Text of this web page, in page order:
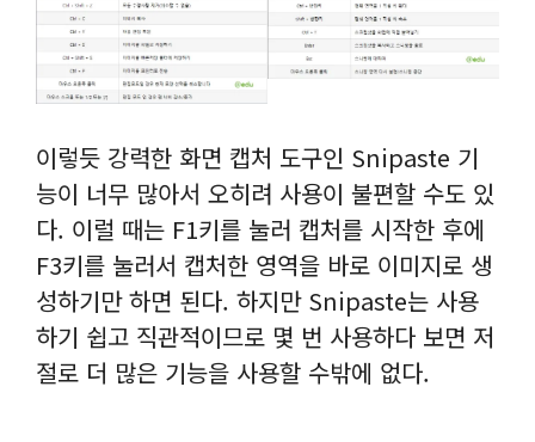
이렇듯 강력한 화면 캡처 도구인 Snipaste 기
능이 너무 많아서 오히려 사용이 불편할 수도 있
다. 이럴 때는 F1키를 눌러 캡처를 시작한 후에
F3키를 눌러서 캡처한 영역을 바로 이미지로 생
성하기만 하면 된다. 하지만 Snipaste는 사용
하기 쉽고 직관적이므로 몇 번 사용하다 보면 저
절로 더 많은 기능을 사용할 수밖에 없다.